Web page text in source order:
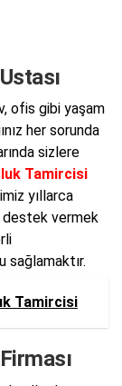
ofis gibi yaşam
her sorunda
sizlere
Tamircisi
yıllarca
destek vermek
sağlamaktır.
Tamircisi